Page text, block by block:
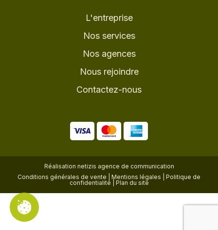
L'entreprise
Nos services
Nos agences
Nous rejoindre
Contactez-nous
Réalisation netizis agence de communication
Conditions générales de vente
Mentions légales
Politique de
confidentialité
Plan du site